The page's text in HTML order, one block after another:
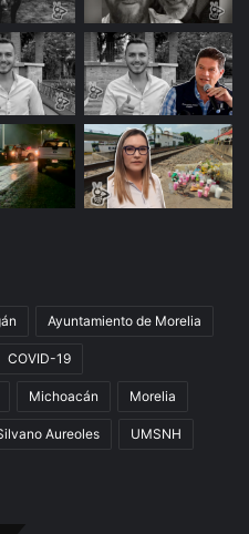
Ayuntamiento de Morelia
COVID-19
Michoacán Morelia
Aureoles UMSNH